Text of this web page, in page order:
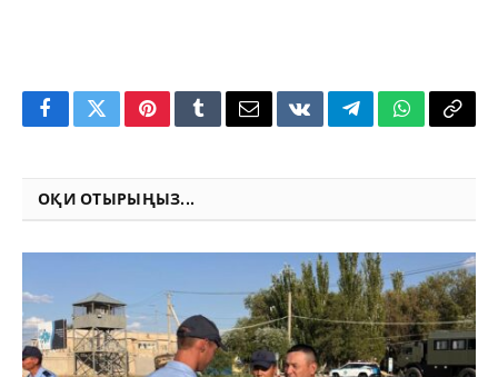
FacebookTwitterPinterestTumblrEmailVKontakteTelegramWhatsApp
Copy
ОҚИ ОТЫРЫҢЫЗ...